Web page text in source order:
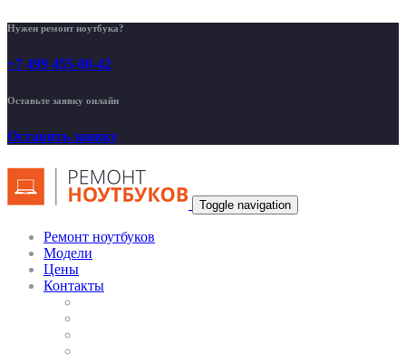
Нужен ремонт ноутбука?
+7 499 455-00-42
Оставьте заявку онлайн
Оставить заявку
Toggle navigation
Ремонт ноутбуков
Модели
Цены
Контакты